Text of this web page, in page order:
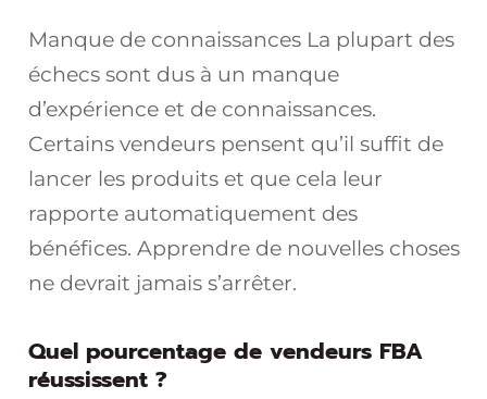
Manque de connaissances La plupart des
échecs sont dus à un manque
d’expérience et de connaissances.
Certains vendeurs pensent qu’il suffit de
lancer les produits et que cela leur
rapporte automatiquement des
bénéfices. Apprendre de nouvelles choses
ne devrait jamais s’arrêter.
Quel pourcentage de vendeurs FBA
réussissent ?